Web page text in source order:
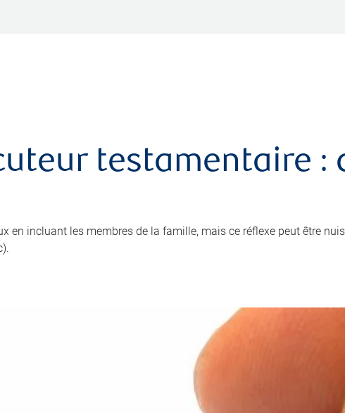
testamentaire
en incluant les membres de la famille, mais ce réflexe peut être